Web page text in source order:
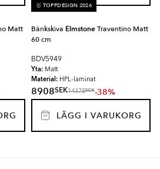
Matt
🥇 TOPPDESIGN 2026
Bänkskiva ElmstoneTraventino Matt
60 cm
BDV5949
Yta: Matt
Material: HPL-laminat
8908SEK14378SEK-38%
LÄGG I VARUKORG